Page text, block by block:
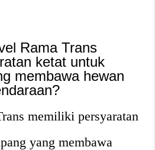
Rama Trans
ketat untuk
membawa hewan
memiliki persyaratan
yang membawa